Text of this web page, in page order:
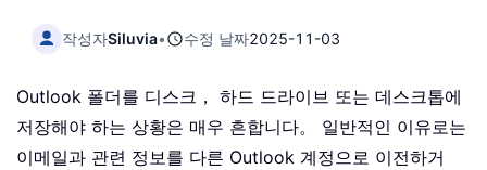
작성자Siluvia• 수정 날짜2025-11-03
Outlook 폴더를 디스크， 하드 드라이브 또는 데스크톱에
저장해야 하는 상황은 매우 흔합니다。 일반적인 이유로는
이메일과 관련 정보를 다른 Outlook 계정으로 이전하거